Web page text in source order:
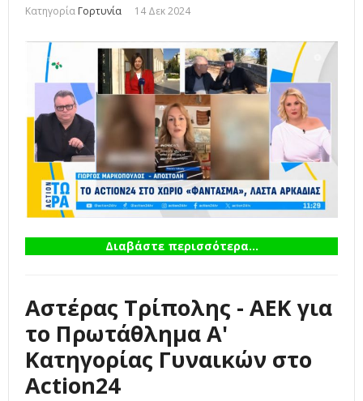
Κατηγορία Γορτυνία 14 Δεκ 2024
Διαβάστε περισσότερα...
Αστέρας Τρίπολης - ΑΕΚ για
το Πρωτάθλημα Α'
Κατηγορίας Γυναικών στο
Action24